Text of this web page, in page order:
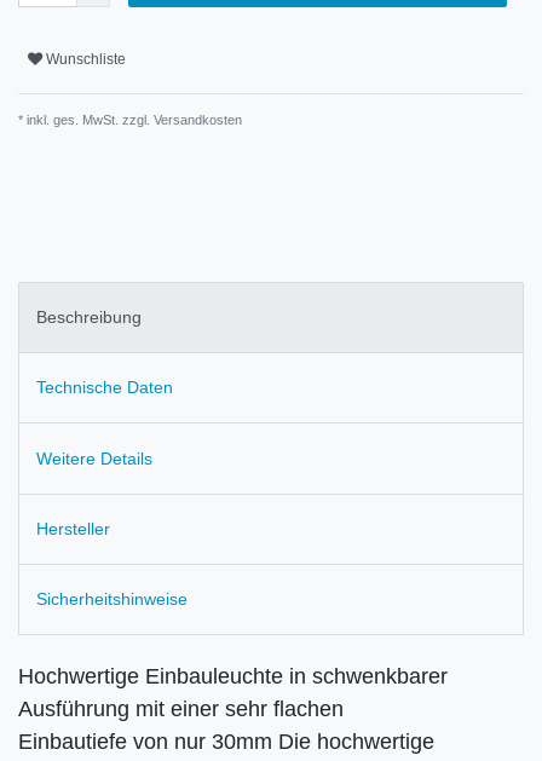
Wunschliste
* inkl. ges. MwSt. zzgl. Versandkosten
Beschreibung
Technische Daten
Weitere Details
Hersteller
Sicherheitshinweise
Hochwertige Einbauleuchte in schwenkbarer
Ausführung mit einer sehr flachen
Einbautiefe von nur 30mm Die hochwertige